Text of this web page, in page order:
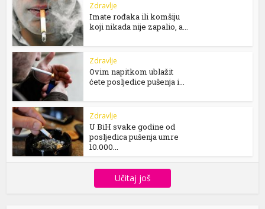
Zdravlje
Imate rođaka ili komšiju
koji nikada nije zapalio, a...
Zdravlje
Ovim napitkom ublažit
ćete posljedice pušenja i...
Zdravlje
U BiH svake godine od
posljedica pušenja umre
10.000...
Učitaj još